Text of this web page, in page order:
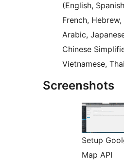
(English,
French,
Arabic,
Chinese
Vietnamese,
Screenshots
Setup
Map API